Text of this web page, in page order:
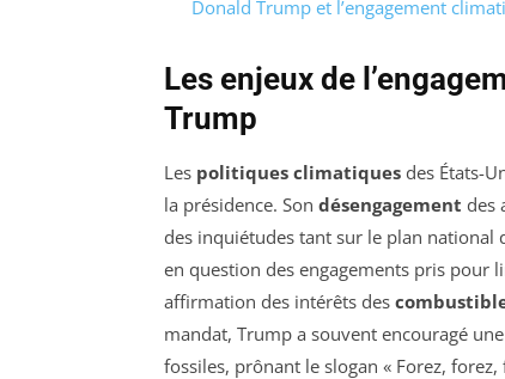
Donald Trump et l’engagement
Les enjeux de
Trump
Les politiques climatiques des États-
la présidence. Son désengagement des
des inquiétudes tant sur le plan national
en question des engagements pris pour
affirmation des intérêts des
mandat, Trump a souvent encouragé
fossiles, prônant le slogan « Forez, forez,